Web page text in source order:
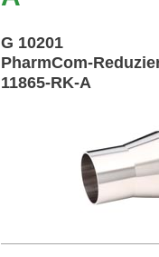
G 10201
PharmCom-
11865-RK-A